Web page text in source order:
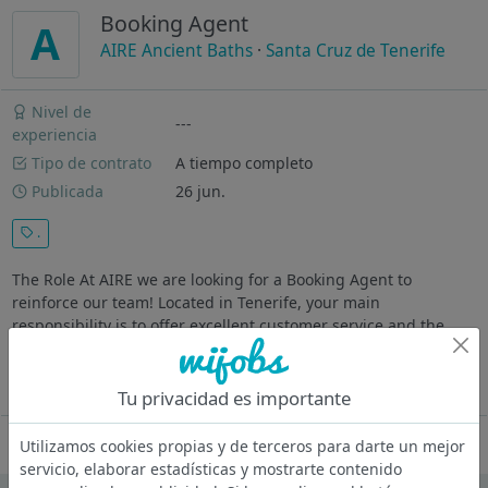
A Booking Agent
AIRE Ancient Baths · Santa Cruz de Tenerife
Nivel de
experiencia
---
Tipo de contrato
A tiempo completo
Publicada
26 jun.
.
The Role At AIRE we are looking for a Booking Agent to
reinforce our team! Located in Tenerife, your main
responsibility is to offer excellent customer service and the
correct management of booking reservations. You will work for
Oferta desactivada
Tu privacidad es importante
Utilizamos cookies propias y de terceros para darte un mejor
servicio, elaborar estadísticas y mostrarte contenido